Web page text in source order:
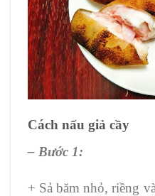
Cách nấu giả cầy
– Bước 1:
+ Sả băm nhỏ, riềng